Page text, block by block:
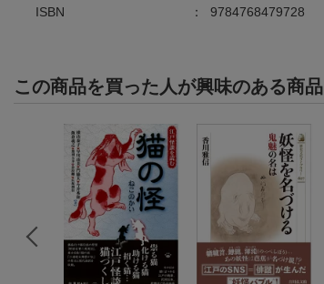
ISBN
： 9784768479728
この商品を買った人が興味のある商品